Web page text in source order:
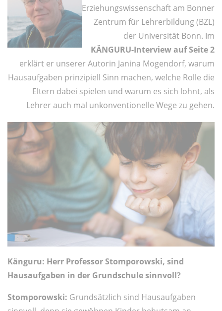
Erziehungswissenschaft am Bonner
Zentrum für Lehrerbildung (BZL)
der Universität Bonn. Im
KÄNGURU-Interview auf Seite 2
erklärt er unserer Autorin Janina Mogendorf, warum
Hausaufgaben prinzipiell Sinn machen, welche Rolle die
Eltern dabei spielen und warum es sich lohnt, als
Lehrer auch mal unkonventionelle Wege zu gehen.
Känguru: Herr Professor Stomporowski, sind
Hausaufgaben in der Grundschule sinnvoll?
Stomporowski: Grundsätzlich sind Hausaufgaben